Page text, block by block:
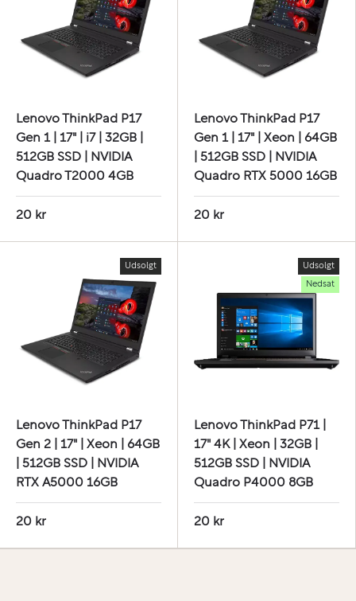
Lenovo ThinkPad P17
Gen 1 | 17" | i7 | 32GB |
512GB SSD | NVIDIA
Quadro T2000 4GB
20 kr
Lenovo ThinkPad P17
Gen 1 | 17" | Xeon | 64GB
| 512GB SSD | NVIDIA
Quadro RTX 5000 16GB
20 kr
Udsolgt
Lenovo ThinkPad P17
Gen 2 | 17" | Xeon | 64GB
| 512GB SSD | NVIDIA
RTX A5000 16GB
20 kr
Udsolgt
Nedsat
Lenovo ThinkPad P71 |
17" 4K | Xeon | 32GB |
512GB SSD | NVIDIA
Quadro P4000 8GB
20 kr